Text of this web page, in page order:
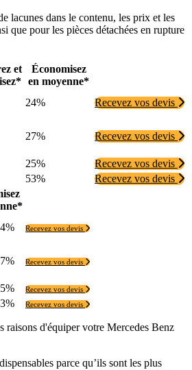
lacunes dans le contenu, les prix et les
que pour les pièces détachées en rupture
et
Économisez
en moyenne*
24%
Recevez vos devis
27% Recevez vos devis
25%
Recevez vos devis
53%
Recevez vos devis
Recevez vos devis
Recevez vos devis
Recevez vos devis
Recevez vos devis
raisons d'équiper votre Mercedes Benz
parce qu’ils sont les plus